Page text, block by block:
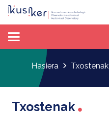
Hasiera Txostenak
Txostenak